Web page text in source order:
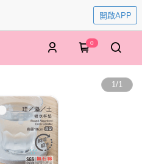
開啟APP
0
1/1